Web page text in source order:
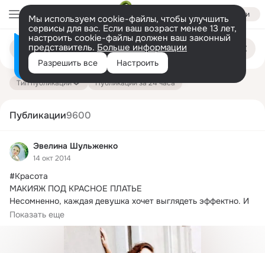
Войти
Мы используем cookie-файлы, чтобы улучшить
сервисы для вас. Если ваш возраст менее 13 лет,
настроить cookie-файлы должен ваш законный
представитель. Больше информации
Разрешить все Настроить
Поиск
публикациям
Тип публикации Публикации за 24 часа
Публикации9600
Эвелина Шульженко
14 окт 2014
#Красота
МАКИЯЖ ПОД КРАСНОЕ ПЛАТЬЕ
Несомненно, каждая девушка хочет выглядеть эффектно. И
чтобы произвести впечатление на окружающих,...
Показать еще
Информация о контенте
на платформе — здесь